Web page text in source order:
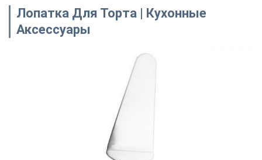
Лопатка Для Торта | Кухонные
Аксессуары